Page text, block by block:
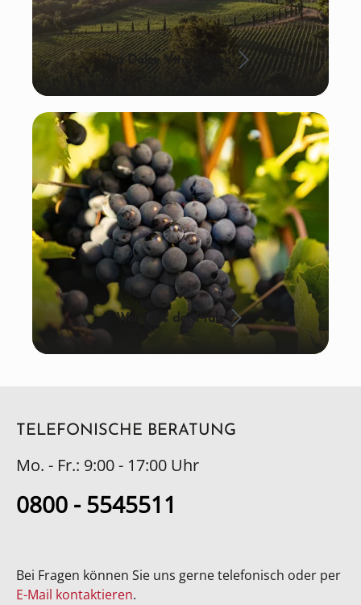
La Dolce Vita: Italien
Wein aus der Pfalz
TELEFONISCHE BERATUNG
Mo. - Fr.: 9:00 - 17:00 Uhr
0800 - 5545511
Bei Fragen können Sie uns gerne telefonisch oder per
E-Mail kontaktieren.